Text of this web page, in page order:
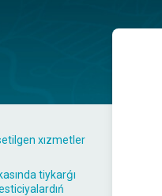
xızmetler
tiykarǵı